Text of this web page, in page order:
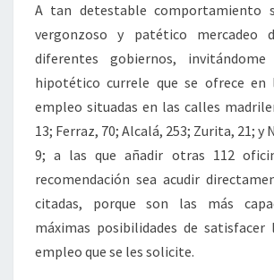
A tan detestable comportamiento
vergonzoso y patético mercadeo
diferentes gobiernos,
hipotético currele que se ofrece en
empleo situadas en las calles
13; Ferraz, 70; Alcalá, 253; Zurita, 21; y
9; a las que añadir otras 112
recomendación sea acudir
citadas, porque son las más
máximas posibilidades de satisfacer
empleo que se les solicite.